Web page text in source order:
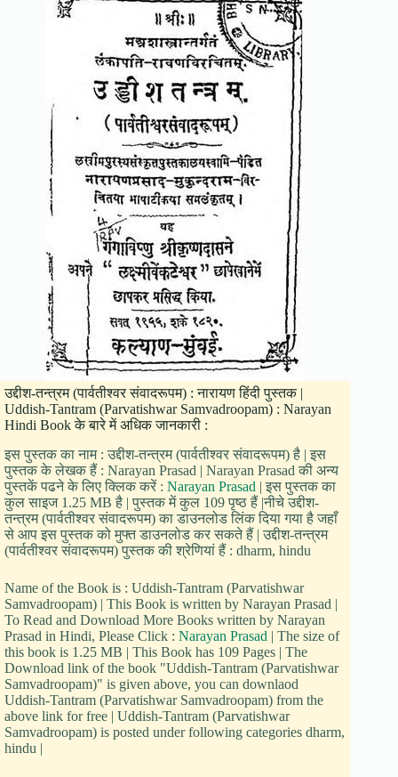
उद्दीश-तन्त्रम (पार्वतीश्वर संवादरूपम) : नारायण हिंदी पुस्तक |
Uddish-Tantram (Parvatishwar Samvadroopam) : Narayan
Hindi Book के बारे में अधिक जानकारी :
इस पुस्तक का नाम : उद्दीश-तन्त्रम (पार्वतीश्वर संवादरूपम) है | इस
पुस्तक के लेखक हैं : Narayan Prasad | Narayan Prasad की अन्य
पुस्तकें पढने के लिए क्लिक करें : Narayan Prasad | इस पुस्तक का
कुल साइज 1.25 MB है | पुस्तक में कुल 109 पृष्ठ हैं |नीचे उद्दीश-
तन्त्रम (पार्वतीश्वर संवादरूपम) का डाउनलोड लिंक दिया गया है जहाँ
से आप इस पुस्तक को मुफ्त डाउनलोड कर सकते हैं | उद्दीश-तन्त्रम
(पार्वतीश्वर संवादरूपम) पुस्तक की श्रेणियां हैं : dharm, hindu
Name of the Book is : Uddish-Tantram (Parvatishwar
Samvadroopam) | This Book is written by Narayan Prasad |
To Read and Download More Books written by Narayan
Prasad in Hindi, Please Click : Narayan Prasad | The size of
this book is 1.25 MB | This Book has 109 Pages | The
Download link of the book "Uddish-Tantram (Parvatishwar
Samvadroopam)" is given above, you can downlaod
Uddish-Tantram (Parvatishwar Samvadroopam) from the
above link for free | Uddish-Tantram (Parvatishwar
Samvadroopam) is posted under following categories dharm,
hindu |